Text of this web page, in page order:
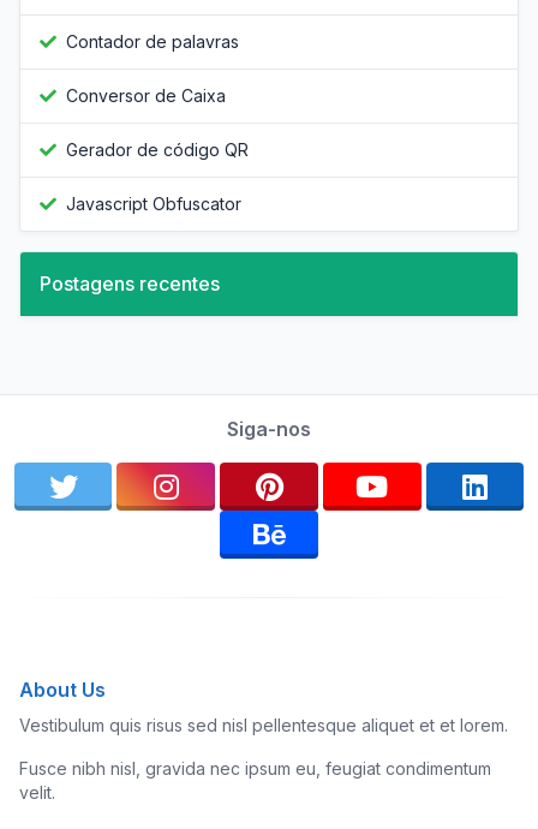
Contador de palavras
Conversor de Caixa
Gerador de código QR
Javascript Obfuscator
Postagens recentes
Siga-nos
About Us
Vestibulum quis risus sed nisl pellentesque aliquet et et lorem.
Fusce nibh nisl, gravida nec ipsum eu, feugiat condimentum
velit.